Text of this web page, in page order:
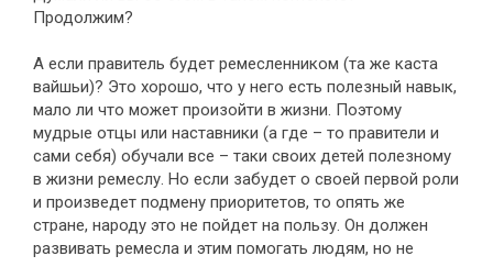
Продолжим?
А если правитель будет ремесленником (та же каста
вайшьи)? Это хорошо, что у него есть полезный навык,
мало ли что может произойти в жизни. Поэтому
мудрые отцы или наставники (а где – то правители и
сами себя) обучали все – таки своих детей полезному
в жизни ремеслу. Но если забудет о своей первой роли
и произведет подмену приоритетов, то опять же
стране, народу это не пойдет на пользу. Он должен
развивать ремесла и этим помогать людям, но не